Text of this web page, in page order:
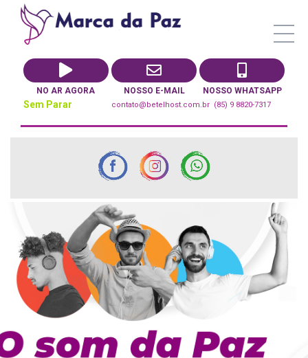
NO AR AGORA
Sem Parar
NOSSO E-MAIL
contato@betelhost.com.br
NOSSO WHATSAPP
(85) 9 8820-7317